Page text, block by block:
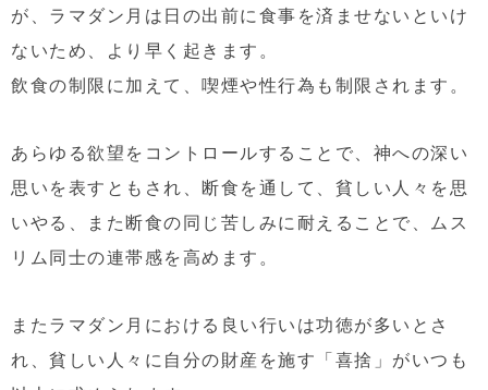
が、ラマダン月は日の出前に食事を済ませないといけ
ないため、より早く起きます。
飲食の制限に加えて、喫煙や性行為も制限されます。
あらゆる欲望をコントロールすることで、神への深い
思いを表すともされ、断食を通して、貧しい人々を思
いやる、また断食の同じ苦しみに耐えることで、ムス
リム同士の連帯感を高めます。
またラマダン月における良い行いは功徳が多いとさ
れ、貧しい人々に自分の財産を施す「喜捨」がいつも